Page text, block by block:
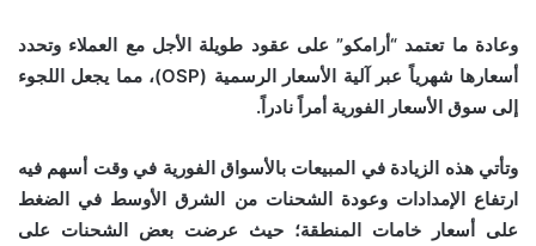
وعادة ما تعتمد “أرامكو” على عقود طويلة الأجل مع العملاء وتحدد
أسعارها شهرياً عبر آلية الأسعار الرسمية (OSP)، مما يجعل اللجوء
إلى سوق الأسعار الفورية أمراً نادراً.
وتأتي هذه الزيادة في المبيعات بالأسواق الفورية في وقت أسهم فيه
ارتفاع الإمدادات وعودة الشحنات من الشرق الأوسط في الضغط
على أسعار خامات المنطقة؛ حيث عرضت بعض الشحنات على